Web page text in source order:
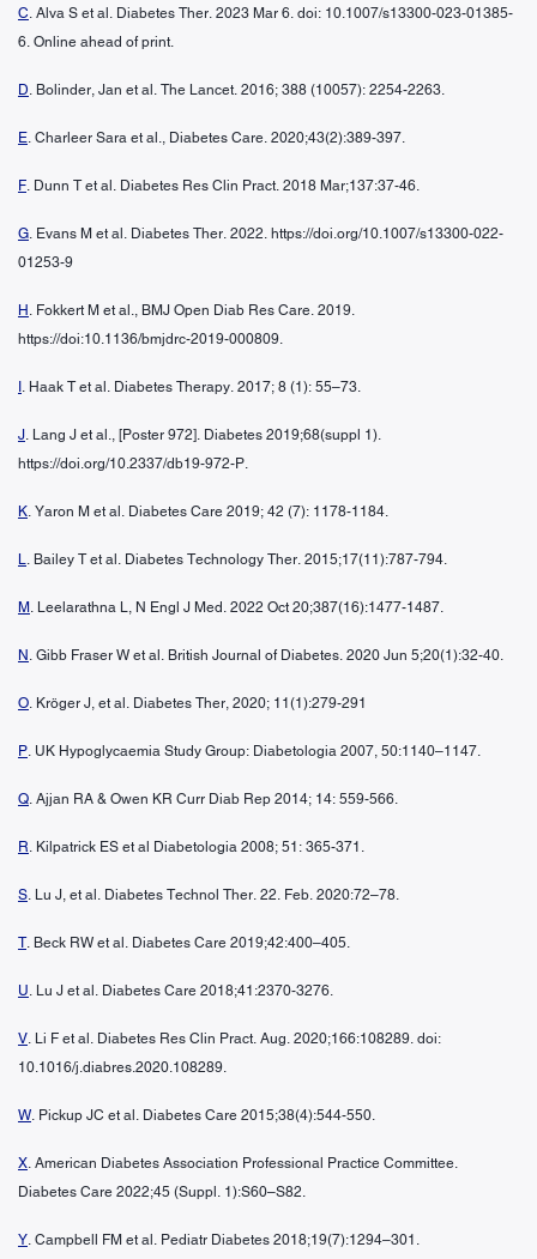
C. Alva S et al. Diabetes Ther. 2023 Mar 6. doi: 10.1007/s13300-023-01385-
6. Online ahead of print.
D. Bolinder, Jan et al. The Lancet. 2016; 388 (10057): 2254-2263.
E. Charleer Sara et al., Diabetes Care. 2020;43(2):389-397.
F. Dunn T et al. Diabetes Res Clin Pract. 2018 Mar;137:37-46.
G. Evans M et al. Diabetes Ther. 2022. https://doi.org/10.1007/s13300-022-
01253-9
H . Fokkert M et al., BMJ Open Diab Res Care. 2019.
https://doi:10.1136/bmjdrc-2019-000809.
. Haak T et al. Diabetes Therapy. 2017; 8 (1): 55–73.
J. Lang J et al., [Poster 972]. Diabetes 2019;68(suppl 1).
https://doi.org/10.2337/db19-972-P.
K. Yaron M et al. Diabetes Care 2019; 42 (7): 1178-1184.
L. Bailey T et al. Diabetes Technology Ther. 2015;17(11):787-794.
M . Leelarathna L, N Engl J Med. 2022 Oct 20;387(16):1477-1487.
N . Gibb Fraser W et al. British Journal of Diabetes. 2020 Jun 5;20(1):32-40.
O. Kröger J, et al. Diabetes Ther, 2020; 11(1):279-291
P. UK Hypoglycaemia Study Group: Diabetologia 2007, 50:1140–1147.
Q. Ajjan RA & Owen KR Curr Diab Rep 2014; 14: 559-566.
R. Kilpatrick ES et al Diabetologia 2008; 51: 365-371.
S. Lu J, et al. Diabetes Technol Ther. 22. Feb. 2020:72–78.
T. Beck RW et al. Diabetes Care 2019;42:400–405.
U. Lu J et al. Diabetes Care 2018;41:2370-3276.
V. Li F et al. Diabetes Res Clin Pract. Aug. 2020;166:108289. doi:
10.1016/j.diabres.2020.108289.
W. Pickup JC et al. Diabetes Care 2015;38(4):544-550.
X. American Diabetes Association Professional Practice Committee.
Diabetes Care 2022;45 (Suppl. 1):S60–S82.
Y. Campbell FM et al. Pediatr Diabetes 2018;19(7):1294–301.